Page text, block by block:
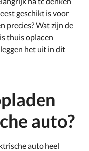
geschikt is voor
precies? Wat zijn de
thuis opladen
het uit in dit
auto?
auto heel